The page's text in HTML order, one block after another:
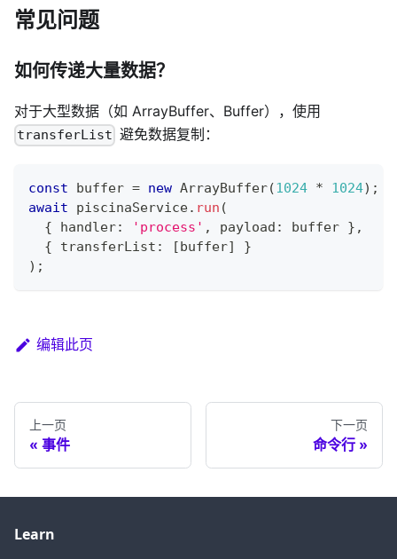
常见问题
如何传递大量数据？
对于大型数据（如 ArrayBuffer、Buffer），使用
transferList 避免数据复制：
const buffer = new ArrayBuffer(1024 * 1024) ;
await piscinaService. run (
{ handler: 'process' , payload : buffer } ,
{ transferList : [ buffer]
}
) ;
编辑此页
上一页
事件
下一页
命令行
Learn